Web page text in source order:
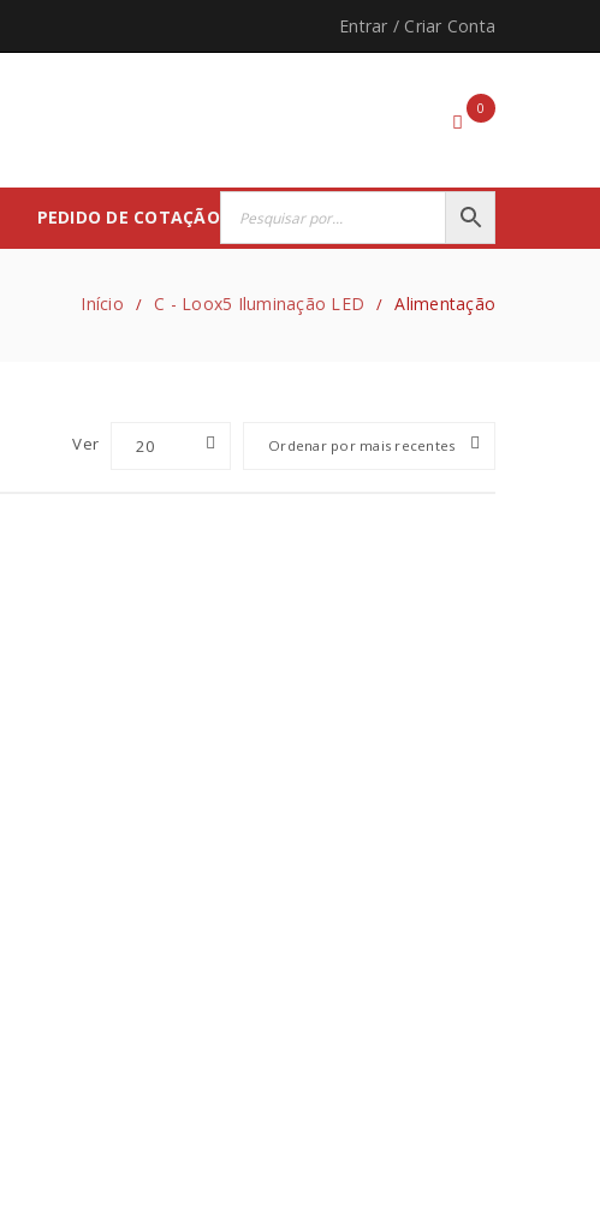
Entrar / Criar Conta
0
PEDIDO DE COTAÇÃO
Início / C - Loox5 Iluminação LED / Alimentação
Ordenar por mais recentes
Ver 20